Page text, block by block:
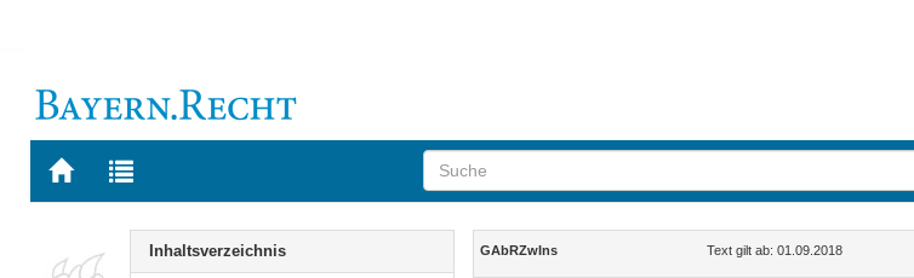
Zur
BAYERN.RECHT
Zur
letzten
Navigation
Inhaltsverzeichnis Inhalt
GAbRZwIns Text gilt ab: 01.09.2018